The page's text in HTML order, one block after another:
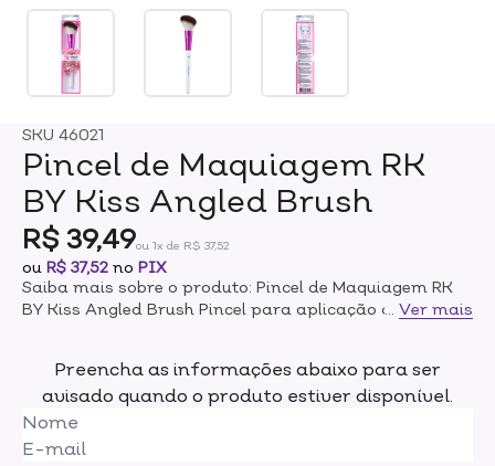
SKU 46021
Pincel de Maquiagem RK
BY Kiss Angled Brush
R$ 39,49ou 1x de R$ 37,52
ou R$ 37,52 no PIX
Saiba mais sobre o produto: Pincel de Maquiagem RK
BY Kiss Angled Brush Pincel para aplicação de blush e
facilitar a distribuição da make nas maçãs do
rosto. Possui cerdas de alta qualidade que deixam um
acabamento uniforme e natural com praticidade.
Assim, seu rosto fica definido e com ar de saúde
Ver mais
Preencha as informações abaixo para ser
avisado quando o produto estiver disponível.